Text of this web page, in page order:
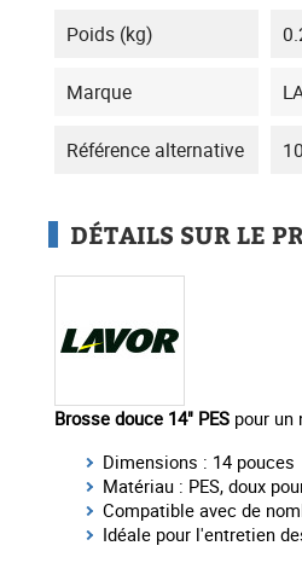
Poids (kg)
Marque
Référence alternative
DÉTAILS SUR LE
Brosse douce 14" PES pour un
Dimensions : 14 pouces
Matériau : PES, doux
Compatible avec de
Idéale pour l'entretien